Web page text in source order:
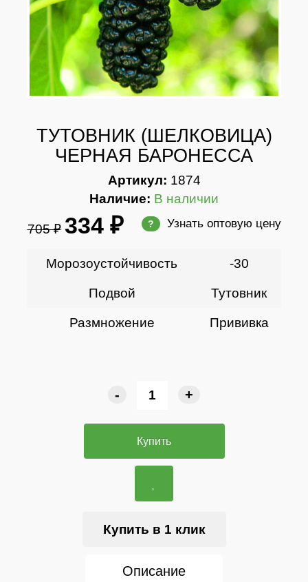
ТУТОВНИК (ШЕЛКОВИЦА)
ЧЕРНАЯ БАРОНЕССА
Артикул: 1874
Наличие: В наличии
705 ₽ 334 ₽ ? Узнать оптовую цену
Морозоустойчивость -30
Подвой Тутовник
Размножение Прививка
- +
Купить
Купить в 1 клик
Описание